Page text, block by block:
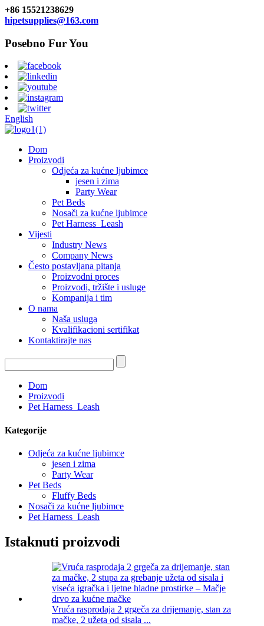
+86 15521238629
hipetsupplies@163.com
Posebno Fur You
English
Dom
Proizvodi
Odjeća za kućne ljubimce
jesen i zima
Party Wear
Pet Beds
Nosači za kućne ljubimce
Pet Harness_Leash
Vijesti
Industry News
Company News
Često postavljana pitanja
Proizvodni proces
Proizvodi, tržište i usluge
Kompanija i tim
O nama
Naša usluga
Kvalifikacioni sertifikat
Kontaktirajte nas
Dom
Proizvodi
Pet Harness_Leash
Kategorije
Odjeća za kućne ljubimce
jesen i zima
Party Wear
Pet Beds
Fluffy Beds
Nosači za kućne ljubimce
Pet Harness_Leash
Istaknuti proizvodi
Vruća rasprodaja 2 grgeča za drijemanje, stan za
mačke, 2 užeta od sisala ...